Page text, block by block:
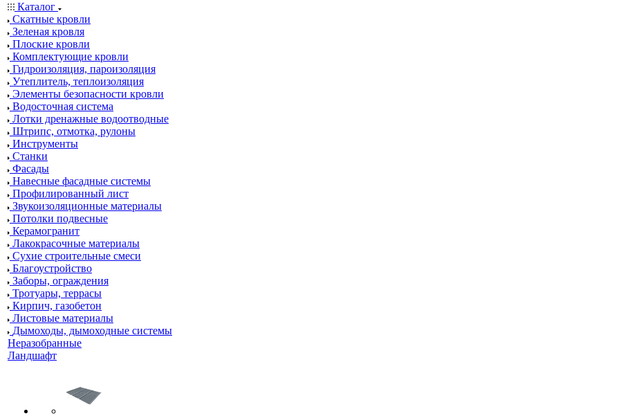
Каталог
Скатные кровли
Зеленая кровля
Плоские кровли
Комплектующие кровли
Гидроизоляция, пароизоляция
Утеплитель, теплоизоляция
Элементы безопасности кровли
Водосточная система
Лотки дренажные водоотводные
Штрипс, отмотка, рулоны
Инструменты
Станки
Фасады
Навесные фасадные системы
Профилированный лист
Звукоизоляционные материалы
Потолки подвесные
Керамогранит
Лакокрасочные материалы
Сухие строительные смеси
Благоустройство
Заборы, ограждения
Тротуары, террасы
Кирпич, газобетон
Листовые материалы
Дымоходы, дымоходные системы
Неразобранные
Ландшафт